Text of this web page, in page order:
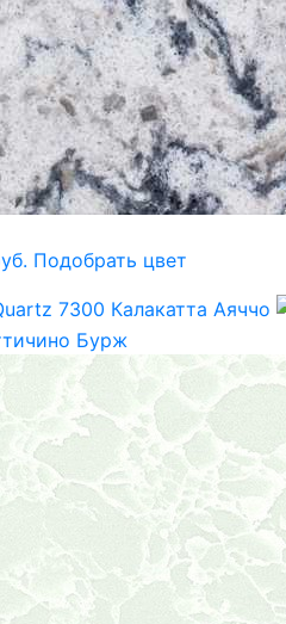
Подобрать цвет